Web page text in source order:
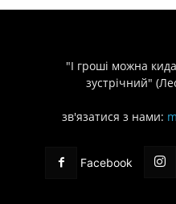
"І гроші можна
зустрічний"
зв'язатися з нами:
Facebook